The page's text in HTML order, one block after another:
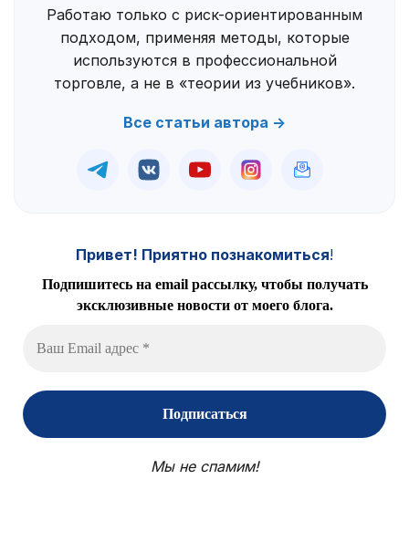
Работаю только с риск-ориентированным
подходом, применяя методы, которые
используются в профессиональной
торговле, а не в «теории из учебников».
Все статьи автора →
Привет! Приятно познакомиться!
Подпишитесь на email рассылку, чтобы получать
эксклюзивные новости от моего блога.
Мы не спамим!